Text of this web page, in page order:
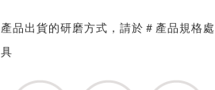
產品出貨的研磨方式，請於＃產品規格
具